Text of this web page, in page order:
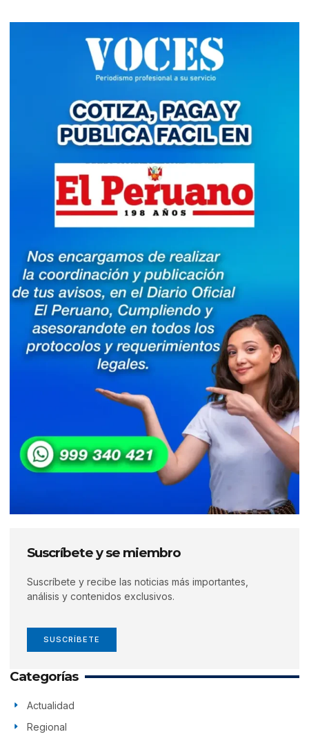
Suscríbete y se miembro
Suscríbete y recibe las noticias más importantes,
análisis y contenidos exclusivos.
SUSCRÍBETE
Categorías
Actualidad
Regional